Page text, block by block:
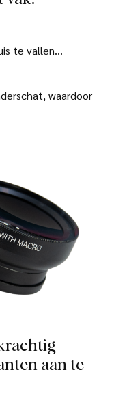
te vallen…
waardoor
aan te